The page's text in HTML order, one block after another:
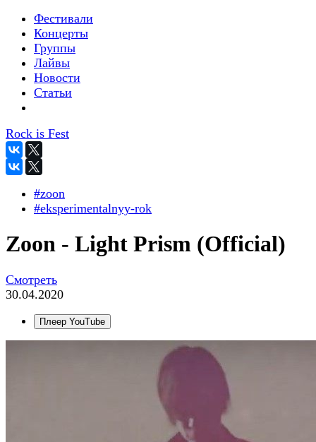
Фестивали
Концерты
Группы
Лайвы
Новости
Статьи
Rock is Fest
#zoon
#eksperimentalnyy-rok
Zoon - Light Prism (Official)
Смотреть
30.04.2020
Плеер YouTube